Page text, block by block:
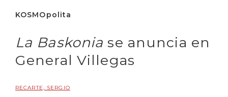
KOSMOpolita
La Baskonia se anuncia en
General Villegas
RECARTE, SERGIO